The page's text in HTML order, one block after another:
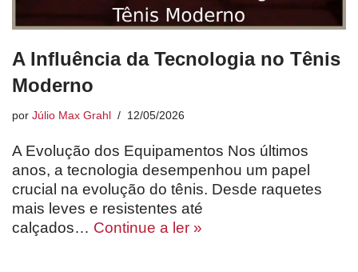
A Influência da Tecnologia no Tênis
Moderno
por Júlio Max Grahl 12/05/2026
A Evolução dos Equipamentos Nos últimos
anos, a tecnologia desempenhou um papel
crucial na evolução do tênis. Desde raquetes
mais leves e resistentes até
calçados… Continue a ler »